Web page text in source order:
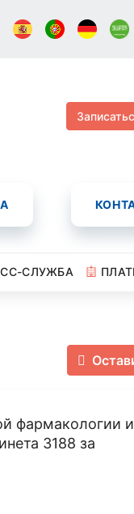
СЛУЖБА
фармакологии и
3188 за